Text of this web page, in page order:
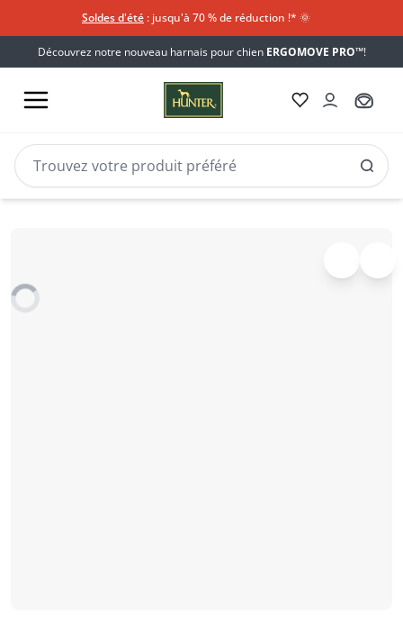
Soldes d'été : jusqu'à 70 % de réduction !*​ 🌞
Découvrez notre nouveau harnais pour chien ERGOMOVE PRO™!